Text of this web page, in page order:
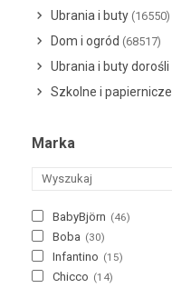
Ubrania i buty (16550)
Dom i ogród (68517)
Ubrania i buty dorośli
Szkolne i papiernicze
Marka
BabyBjörn (46)
Boba (30)
Infantino (15)
Chicco (14)